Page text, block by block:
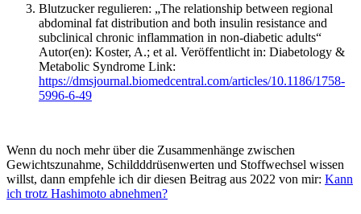
Blutzucker regulieren: „The relationship between regional
abdominal fat distribution and both insulin resistance and
subclinical chronic inflammation in non-diabetic adults“
Autor(en): Koster, A.; et al. Veröffentlicht in: Diabetology &
Metabolic Syndrome Link:
https://dmsjournal.biomedcentral.com/articles/10.1186/1758-
5996-6-49
Wenn du noch mehr über die Zusammenhänge zwischen
Gewichtszunahme, Schildddrüsenwerten und Stoffwechsel wissen
willst, dann empfehle ich dir diesen Beitrag aus 2022 von mir: Kann
ich trotz Hashimoto abnehmen?